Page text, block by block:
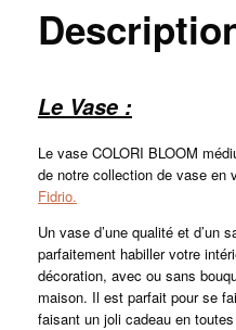
Le Vase :
Le vase COLORI BLOOM
de notre collection de vase en
Fidrio.
Un vase d’une qualité et d’un
parfaitement habiller votre
décoration, avec ou sans
maison. Il est parfait pour se
faisant un joli cadeau en